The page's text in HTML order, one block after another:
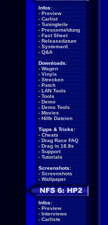
Infos:
- Preview
- Carlist
- Tuningteile
- Pressemeldung
- Fact Sheet
- Releasedatum
- Systemanf.
- Q&A
Downloads:
- Wagen
- Vinyls
- Strecken
- Patch
- LAN Tools
- Tools
- Demo
- Demo Tools
- Movies
- Hilfe Dateien
Tipps & Tricks:
- Cheats
- Drag Race FAQ
- Drag in 18.8s
- Support
- Tutorials
Screenshots:
- Screenshots
- Wallpaper
Infos:
- Preview
- Interviews
- Carliste